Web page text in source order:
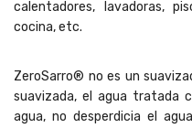
calentadores, lavadoras,
cocina, etc.
ZeroSarro® no es un
suavizada, el agua tratada
agua, no desperdicia el